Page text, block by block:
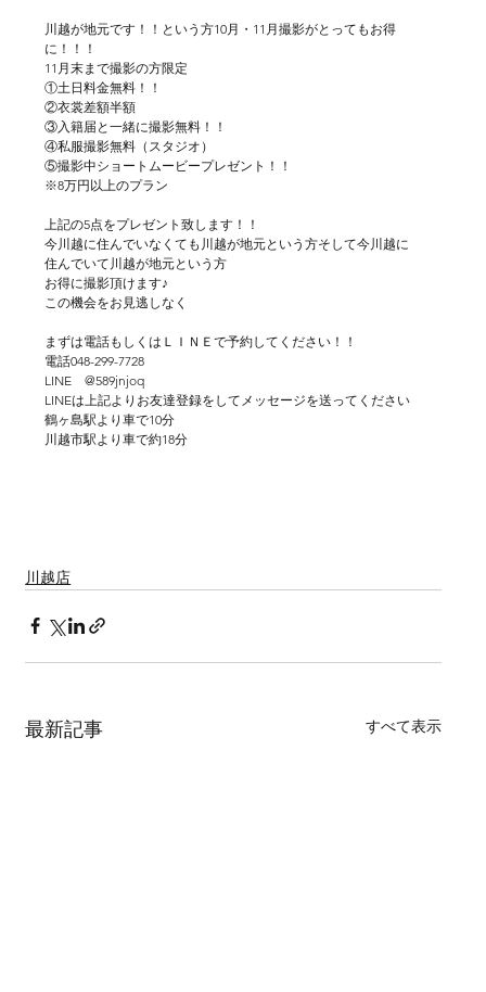
川越が地元です！！という方10月・11月撮影がとってもお得
に！！！
11月末まで撮影の方限定
①土日料金無料！！
②衣裳差額半額
③入籍届と一緒に撮影無料！！
④私服撮影無料（スタジオ）
⑤撮影中ショートムービープレゼント！！
※8万円以上のプラン
上記の5点をプレゼント致します！！
今川越に住んでいなくても川越が地元という方そして今川越に
住んでいて川越が地元という方
お得に撮影頂けます♪
この機会をお見逃しなく
まずは電話もしくはＬＩＮＥで予約してください！！
電話048-299-7728
LINE　@589jnjoq
LINEは上記よりお友達登録をしてメッセージを送ってください
鶴ヶ島駅より車で10分
川越市駅より車で約18分
川越店
最新記事 すべて表示